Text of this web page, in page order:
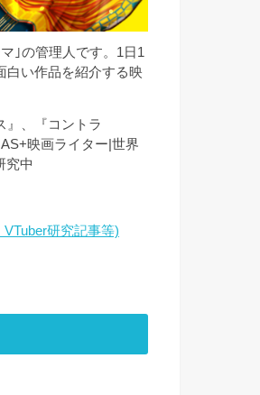
｣の管理人です。1日1
白い作品を紹介する映
』、『コントラ
映画ライター|世界
究中
研究記事等)